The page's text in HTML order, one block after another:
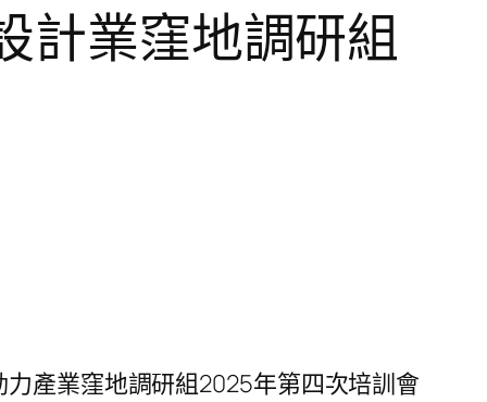
計業窪地調研組
產業窪地調研組2025年第四次培訓會